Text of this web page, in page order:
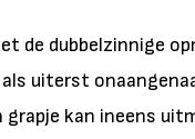
de dubbelzinnige
als uiterst
kan ineens